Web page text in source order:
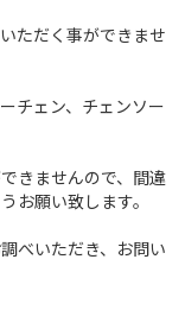
ただく事ができませ
チェン、チェンソー
きませんので、間違
お願い致します。
べいただき、お問い